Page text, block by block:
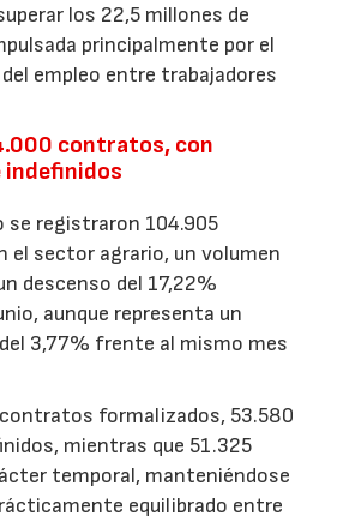
los 22,5 millones de
principalmente por el
empleo entre trabajadores
contratos, con
indefinidos
se registraron 104.905
el sector agrario, un volumen
descenso del 17,22%
aunque representa un
3,77% frente al mismo mes
formalizados, 53.580
mientras que 51.325
temporal, manteniéndose
equilibrado entre